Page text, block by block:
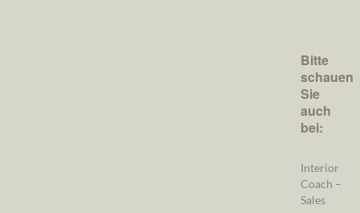
Bitte
schauen
Sie
auch
bei:
Interior
Coach –
Sales